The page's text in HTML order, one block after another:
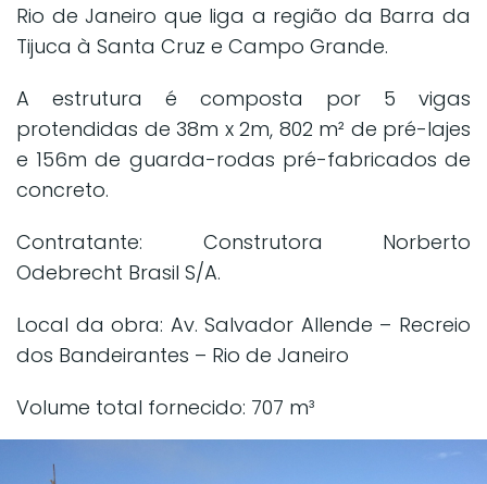
Rio de Janeiro que liga a região da Barra da
Tijuca à Santa Cruz e Campo Grande.
A estrutura é composta por 5 vigas
protendidas de 38m x 2m, 802 m² de pré-lajes
e 156m de guarda-rodas pré-fabricados de
concreto.
Contratante: Construtora Norberto
Odebrecht Brasil S/A.
Local da obra: Av. Salvador Allende – Recreio
dos Bandeirantes – Rio de Janeiro
Volume total fornecido: 707 m³